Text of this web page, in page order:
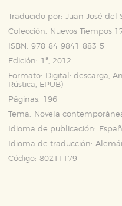
Traducido por: Juan José del
Colección:
Nuevos Tiempos
ISBN: 978-84-9841-883-5
Edición: 1ª, 2012
Formato:
Digital: descarga,
Rústica, EPUB)
Páginas: 196
Tema:
Novela
Idioma de publicación:
Idioma de traducción:
Código: 80211179